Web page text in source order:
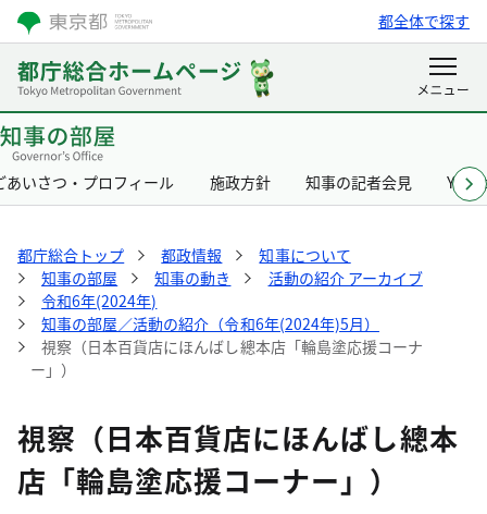
都全体で探す
あいさつ・プロフィール 施政方針 知事の記者会見
都庁総合トップ 都政情報
知事について
知事の部屋
知事の動き
活動の紹介 アーカイブ
令和6年(2024年)
知事の部屋／活動の紹介（令和6年(2024年)5月）
視察（日本百貨店にほんばし總本店「輪島塗応援コーナ
ー」）
視察（日本百貨店にほんばし總本
店「輪島塗応援コーナー」）